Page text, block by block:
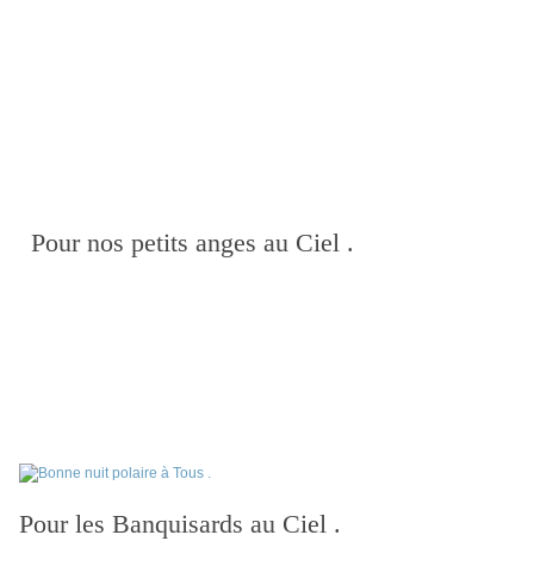
Pour nos petits anges au Ciel .
Pour les Banquisards au Ciel .